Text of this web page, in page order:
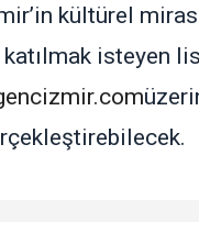
kültürel
katılmak isteyen